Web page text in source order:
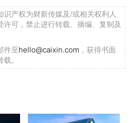
识产权为财新传媒及/或相关权利人
许可，禁止进行转载、摘编、复制及
件至hello@caixin.com ，获得书面
。